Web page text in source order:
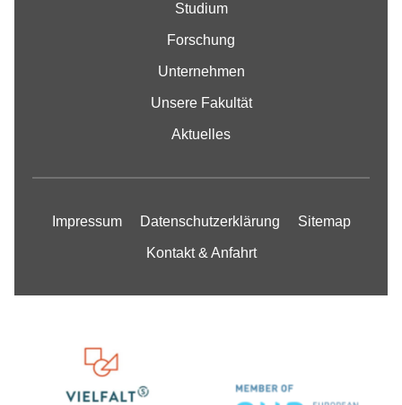
Studium
Forschung
Unternehmen
Unsere Fakultät
Aktuelles
Impressum Datenschutzerklärung Sitemap
Kontakt & Anfahrt